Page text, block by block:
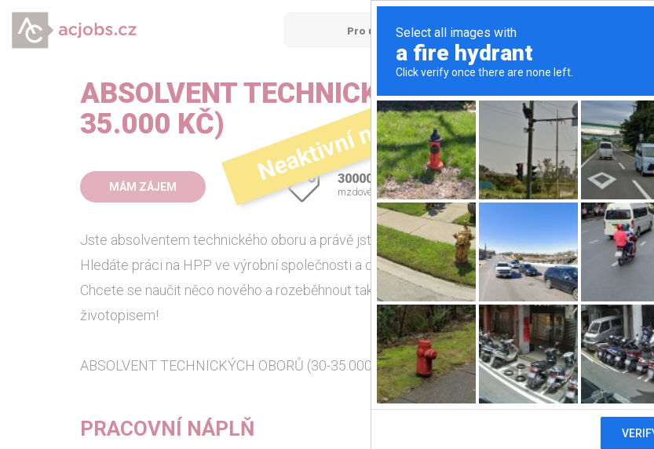
Pro uchazeče
ABSOLVENT TECHNICKÝCH OBORŮ (30-
35.000 KČ)
Neaktivní nabídka
MÁM ZÁJEM
30000 - 35000 Kč
mzdové ohodnocení
okr. Ústí nad Labem
Jste absolventem technického oboru a právě jste dokončil/a nebo budete dokončovat školu?
Hledáte práci na HPP ve výrobní společnosti a chcete pracovat přímo ve kmenu společnosti?
Chcete se naučit něco nového a rozeběhnout tak svou kariéru? Výborně, tak mi reagujte svým
životopisem!
ABSOLVENT TECHNICKÝCH OBORŮ (30-35.000 Kč)
PRACOVNÍ NÁPLŇ